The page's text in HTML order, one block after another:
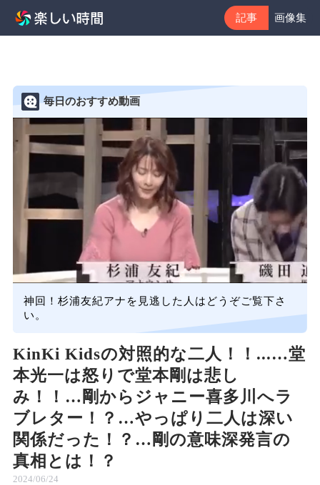
記事 画像集
毎日のおすすめ動画
神回！杉浦友紀アナを見逃した人はどうぞご覧下さ
い。
KinKi Kidsの対照的な二人！！...…堂
本光一は怒りで堂本剛は悲し
み！！…剛からジャニー喜多川へラ
ブレター！？…やっぱり二人は深い
関係だった！？…剛の意味深発言の
真相とは！？
2024/06/24